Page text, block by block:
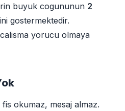
buyuk cogununun 2
gostermektedir.
yorucu olmaya
okumaz, mesaj almaz.